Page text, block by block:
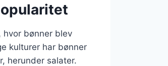
bønner blev
kulturer har bønner
herunder salater.